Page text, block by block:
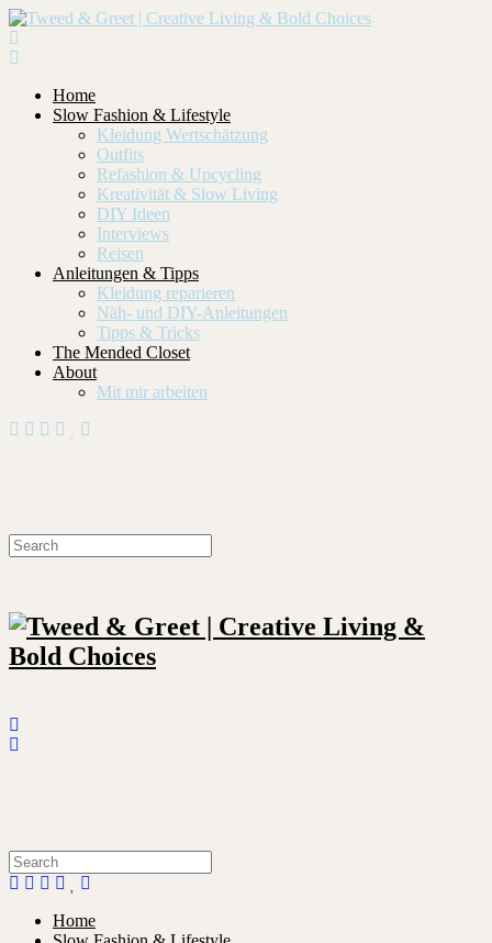
Home
Slow Fashion & Lifestyle
Kleidung Wertschätzung
Outfits
Refashion & Upcycling
Kreativität & Slow Living
DIY Ideen
Interviews
Reisen
Anleitungen & Tipps
Kleidung reparieren
Näh- und DIY-Anleitungen
Tipps & Tricks
The Mended Closet
About
Mit mir arbeiten
Home